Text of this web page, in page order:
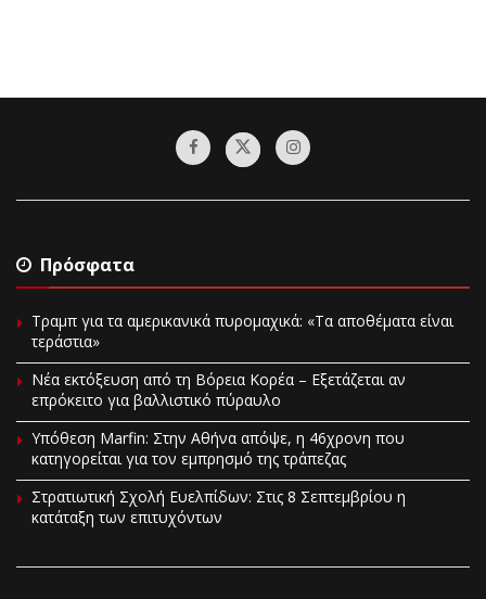
Πρόσφατα
Τραμπ για τα αμερικανικά πυρομαχικά: «Τα αποθέματα είναι
τεράστια»
Νέα εκτόξευση από τη Βόρεια Κορέα – Εξετάζεται αν
επρόκειτο για βαλλιστικό πύραυλο
Υπόθεση Marfin: Στην Αθήνα απόψε, η 46χρονη που
κατηγορείται για τον εμπρησμό της τράπεζας
Στρατιωτική Σχολή Ευελπίδων: Στις 8 Σεπτεμβρίου η
κατάταξη των επιτυχόντων